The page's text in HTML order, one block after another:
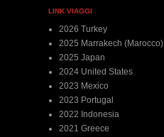
LINK VIAGGI
2026 Turkey
2025 Marrakech (Marocco)
2025 Japan
2024 United States
2023 Mexico
2023 Portugal
2022 Indonesia
2021 Greece